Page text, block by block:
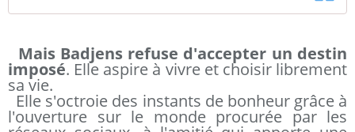
Mais Badjens refuse d'accepter un destin
imposé. Elle aspire à vivre et choisir librement
sa vie.
Elle s'octroie des instants de bonheur grâce à
l'ouverture sur le monde procurée par les